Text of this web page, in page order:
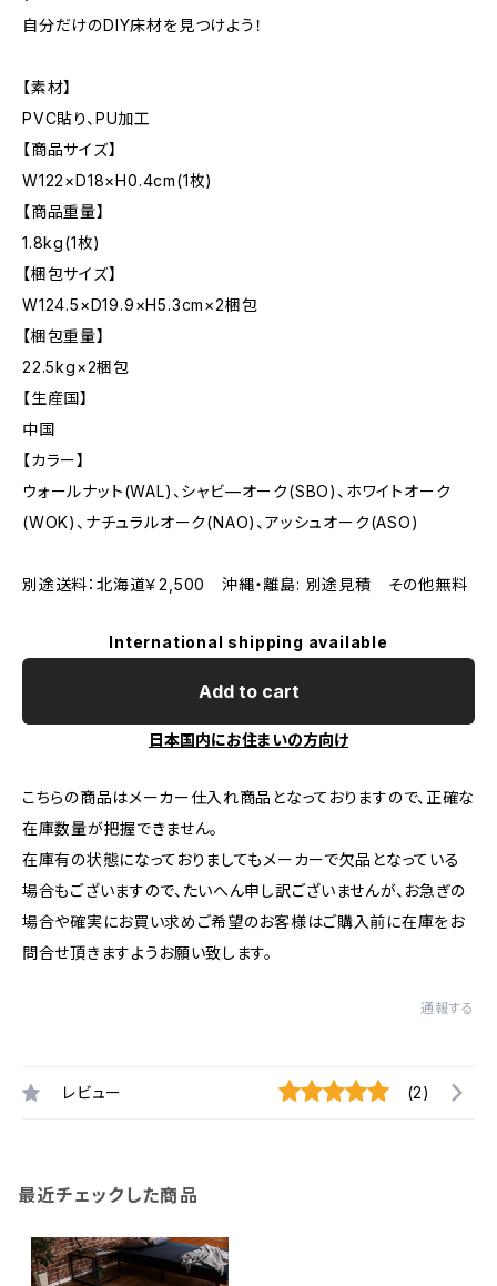
自分だけのDIY床材を見つけよう！
【素材】
PVC貼り、PU加工
【商品サイズ】
W122×D18×H0.4cm(1枚)
【商品重量】
1.8kg(1枚)
【梱包サイズ】
W124.5×D19.9×H5.3cm×2梱包
【梱包重量】
22.5kg×2梱包
【生産国】
中国
【カラー】
ウォールナット(WAL)、シャビ—オーク(SBO)、ホワイトオーク
(WOK)、ナチュラルオーク(NAO)、アッシュオーク(ASO)
別途送料：北海道￥2,500 沖縄・離島: 別途見積 その他無料
International shipping available
Add to cart
日本国内にお住まいの方向け
こちらの商品はメーカー仕入れ商品となっておりますので、正確な
在庫数量が把握できません。
在庫有の状態になっておりましてもメーカーで欠品となっている
場合もございますので、たいへん申し訳ございませんが、お急ぎの
場合や確実にお買い求めご希望のお客様はご購入前に在庫をお
問合せ頂きますようお願い致します。
通報する
レビュー (2)
最近チェックした商品